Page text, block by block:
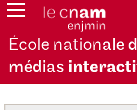
École nationale
médias